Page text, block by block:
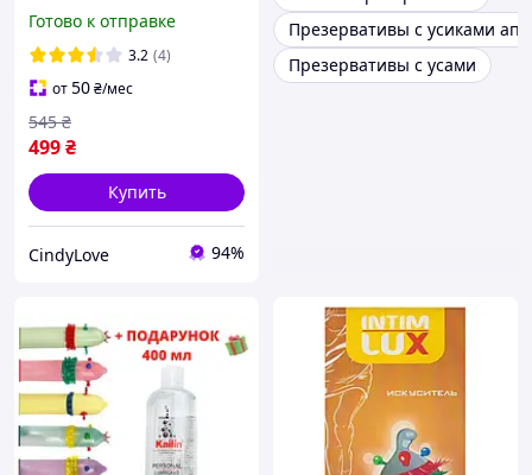
разнообразные с
дополнительной
стимуляцией пупырышки
Готово к отправке
3.2 (4)
от50₴/мес
499₴
545 ₴
Купить
CindyLove 94%
Презервативы с усиками
Презервативы с усами